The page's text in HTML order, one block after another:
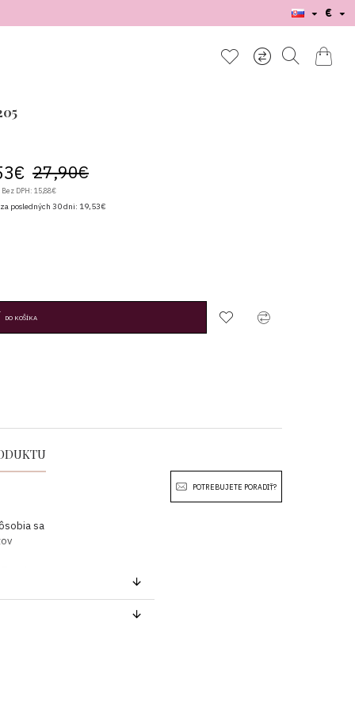
€
sa
M
HRUDNÍK
POTREBUJETE PORADIŤ?
27,90€
Bez DPH: 15,88€
posledných 30 dni: 19,53€
DO KOŠÍKA